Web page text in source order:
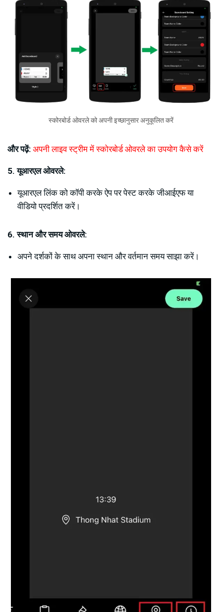
स्कोरबोर्ड ओवरले को अपनी इच्छानुसार अनुकूलित करें
और पढ़ें: अपनी लाइव स्ट्रीम में स्कोरबोर्ड ओवरले का उपयोग कैसे करें
5. यूआरएल ओवरले:
यूआरएल लिंक को कॉपी करके ऐप पर पेस्ट करके जीआईएफ या
वीडियो प्रदर्शित करें।
6. स्थान और समय ओवरले:
अपने दर्शकों के साथ अपना स्थान और वर्तमान समय साझा करें।